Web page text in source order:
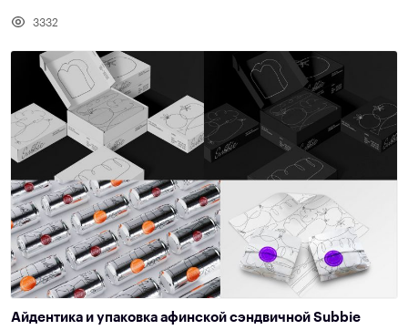
3332
Айдентика и упаковка афинской сэндвичной Subbie